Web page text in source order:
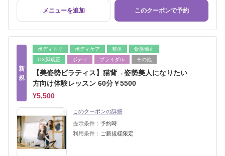
メニューを追加 このクーポンで予約
新
規
ボディトリ ボディケア 整体
骨盤矯正
OX脚矯正
ボディ ブライダル その他
【美姿勢ピラティス】猫背→姿勢美人になりたい
方向け体験レッスン 60分￥5500
¥5,500
このクーポンの詳細
提示条件： 予約時
利用条件： ご新規様限定